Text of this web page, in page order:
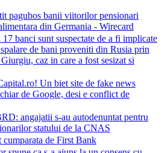
pagubos banii viitorilor pensionari
din Germania - Wirecard
banci sunt suspectate de a fi implicate
de bani proveniti din Rusia prin
caz in care a fost sesizat si
Un biet site de fake news
de Google, desi e conflict de
angajatii s-au autodenuntat pentru
statului de la CNAS
de First Bank